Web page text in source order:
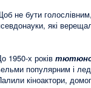
не бути
які
1950-х років
популярним і
кіноактори,